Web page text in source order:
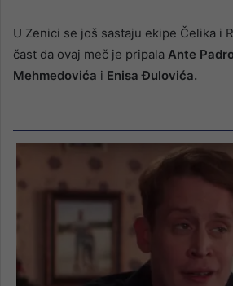
U Zenici se još sastaju ekipe Čelika i
čast da ovaj meč je pripala Ante
Mehmedovića i Enisa Đulovića.